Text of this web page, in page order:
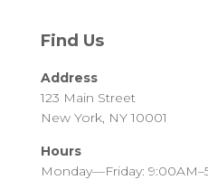
Find Us
Address
123 Main Street
New York, NY 10001
Hours
Monday—Friday: